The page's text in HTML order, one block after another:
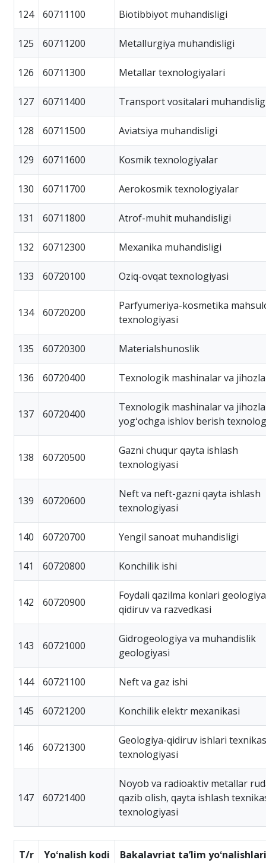
124 60711100 Biotibbiyot muhandisligi
125 60711200 Metallurgiya muhandisligi
126 60711300 Metallar texnologiyalari
127 60711400 Transport vositalari
128 60711500 Aviatsiya muhandisligi
129 60711600 Kosmik texnologiyalar
130 60711700 Aerokosmik texnologiyalar
131 60711800 Atrof-muhit muhandisligi
132 60712300 Mexanika muhandisligi
133 60720100 Oziq-ovqat texnologiyasi
134 60720200
Parfyumeriya-kosmetika
texnologiyasi
135 60720300 Materialshunoslik
136 60720400 Texnologik mashinalar va
137 60720400
Texnologik mashinalar va
yogʻochga ishlov berish
138 60720500
Gazni chuqur qayta ishlash
texnologiyasi
139 60720600
Neft va neft-gazni qayta ishlash
texnologiyasi
140 60720700 Yengil sanoat muhandisligi
141 60720800 Konchilik ishi
142 60720900
Foydali qazilma konlari
qidiruv va razvedkasi
143 60721000
Gidrogeologiya va muhandislik
geologiyasi
144 60721100 Neft va gaz ishi
145 60721200 Konchilik elektr mexanikasi
146 60721300
Geologiya-qidiruv ishlari
texnologiyasi
147 60721400
Noyob va radioaktiv metallar
qazib olish, qayta ishlash
texnologiyasi
T/r Yoʻnalish kodi Bakalavriat taʼlim